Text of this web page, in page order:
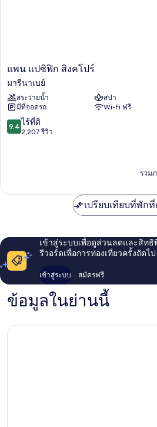
แพน
แปซิฟิก
สิงคโปร์
มา
รี
นา
เบย์
แพน แปซิฟิก สิงคโปร์
มารีนาเบย์
สระว่ายน้ำ
สปา
มีที่จอดรถ
Wi-Fi ฟรี
9.4
จาก
รีวิว
9.4 ไร้ที่ติ
2,207 รีวิว
รวม
เปรียบเทียบที่พัก
เข้าสู่ระบบเพื่อดูส่วนลดและสิทธิ
รีวอร์ดเพื่อการท่องเที่ยวครั้งถัดไป
เข้าสู่ระบบ สมัครฟรี
ข้อมูลในย่านนี้